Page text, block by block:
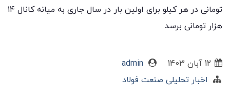
تومانی در هر کیلو برای اولین بار در سال جاری به میانه کانال ۱۴
هزار تومانی برسد.
admin
اخبار تحلیلی صنعت فولاد